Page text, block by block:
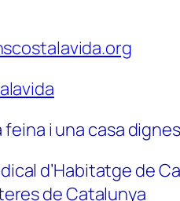
i una casa
d’Habitatge de
de Catalunya